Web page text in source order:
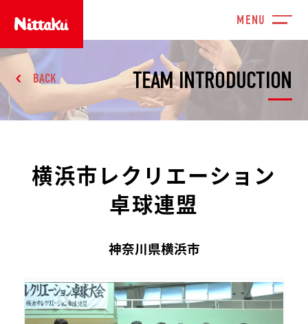
TEAM INTRODUCTION
BACK
横浜市レクリエーション
卓球連盟
神奈川県横浜市